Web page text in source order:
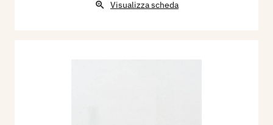
Visualizza scheda